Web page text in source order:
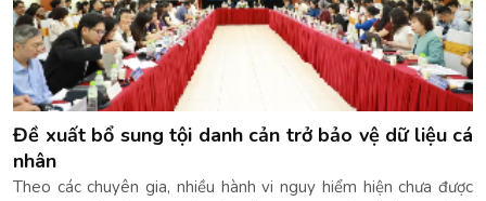
Đề xuất bổ sung tội danh cản trở bảo vệ dữ liệu cá
nhân
Theo các chuyên gia, nhiều hành vi nguy hiểm hiện chưa được